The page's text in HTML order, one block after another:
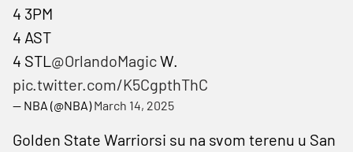
4 3PM
4 AST
4 STL@OrlandoMagicW.
pic.twitter.com/K5CgpthThC
— NBA (@NBA)March 14, 2025
Golden State Warriorsi su na svom terenu u San